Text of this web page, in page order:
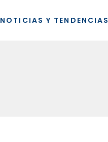
NOTICIAS Y TENDENCIAS